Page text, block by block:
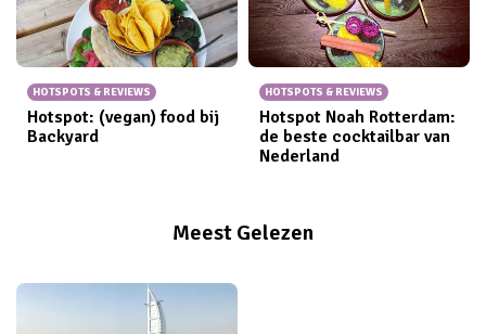
HOTSPOTS & REVIEWS
Hotspot: (vegan) food bij
Backyard
HOTSPOTS & REVIEWS
Hotspot Noah Rotterdam:
de beste cocktailbar van
Nederland
Meest Gelezen